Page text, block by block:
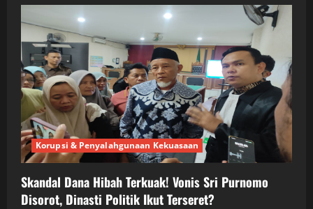
Korupsi & Penyalahgunaan Kekuasaan
Skandal Dana Hibah Terkuak! Vonis Sri Purnomo
Disorot, Dinasti Politik Ikut Terseret?